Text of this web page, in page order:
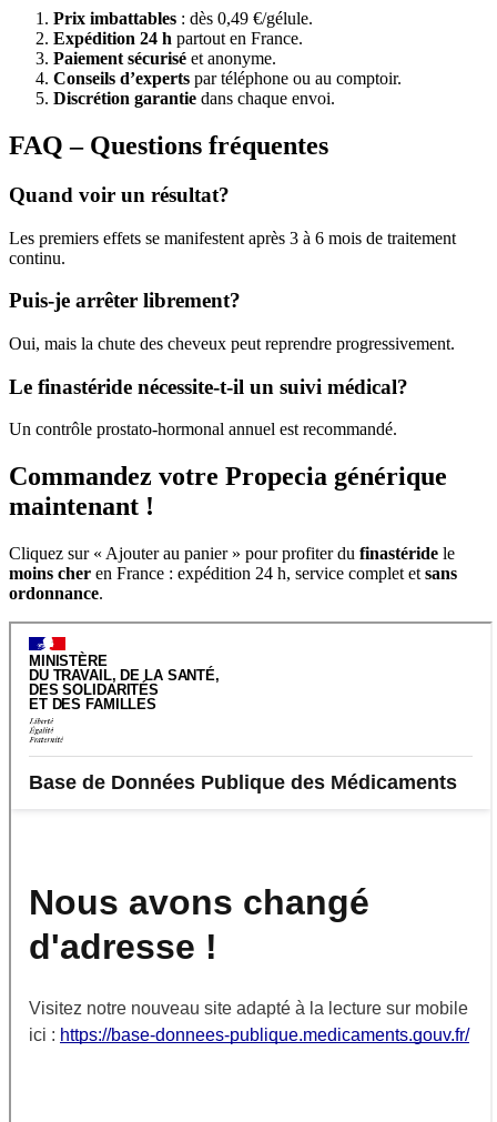
Prix imbattables : dès 0,49 €/gélule.
Expédition 24 h partout en France.
Paiement sécurisé et anonyme.
Conseils d’experts par téléphone ou au comptoir.
Discrétion garantie dans chaque envoi.
FAQ – Questions fréquentes
Quand voir un résultat?
Les premiers effets se manifestent après 3 à 6 mois de traitement
continu.
Puis-je arrêter librement?
Oui, mais la chute des cheveux peut reprendre progressivement.
Le finastéride nécessite-t-il un suivi médical?
Un contrôle prostato-hormonal annuel est recommandé.
Commandez votre Propecia générique
maintenant !
Cliquez sur « Ajouter au panier » pour profiter du finastéride le
moins cher en France : expédition 24 h, service complet et sans
ordonnance.